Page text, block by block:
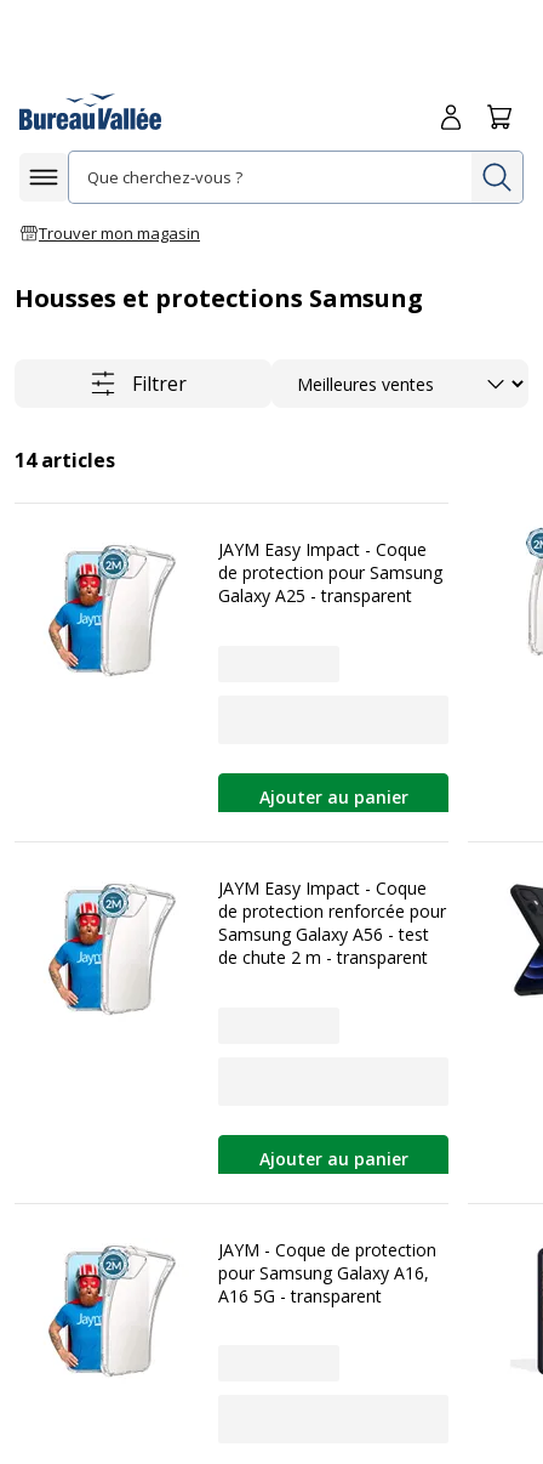
Afficher la navigation
Trouver mon magasin
Me
Housses et protections Samsung
Filtrer Trier
14 articles
JAYM Easy Impact - Coque
de protection pour Samsung
Galaxy A25 - transparent
Ajouter au panier
JAYM Easy Impact - Coque
de protection renforcée pour
Samsung Galaxy A56 - test
de chute 2 m - transparent
Ajouter au panier
JAYM - Coque de protection
pour Samsung Galaxy A16,
A16 5G - transparent